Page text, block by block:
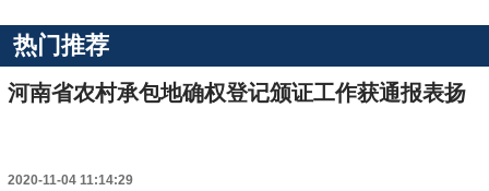
热门推荐
河南省农村承包地确权登记颁证工作获通报表扬
2020-11-04 11:14:29